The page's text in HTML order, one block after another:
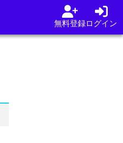
無料登録ログイン